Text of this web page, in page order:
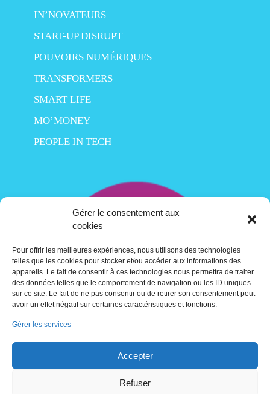
Gérer le consentement aux
cookies
Pour offrir les meilleures expériences, nous utilisons des technologies
telles que les cookies pour stocker et/ou accéder aux informations des
appareils. Le fait de consentir à ces technologies nous permettra de traiter
des données telles que le comportement de navigation ou les ID uniques
sur ce site. Le fait de ne pas consentir ou de retirer son consentement peut
avoir un effet négatif sur certaines caractéristiques et fonctions.
Gérer les services
Accepter
Refuser
IN’NOVATEURS
START-UP DISRUPT
POUVOIRS NUMÉRIQUES
TRANSFORMERS
SMART LIFE
MO’MONEY
PEOPLE IN TECH
Crédits